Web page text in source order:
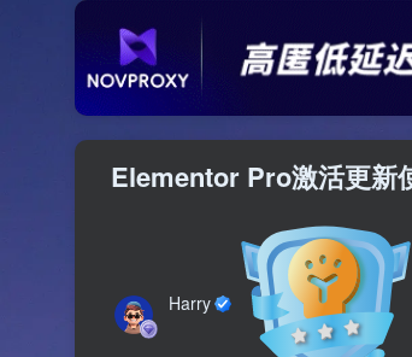
Elementor Pro激活更新
Harry